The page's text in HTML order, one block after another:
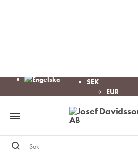
SEK
EUR
Sök